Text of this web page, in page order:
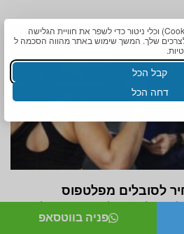
אנו עושים שימוש בעוגיות (Cookies) וכלי ניטור כדי לשפר את חוויית הגלישה
שלך. המשך שימוש באתר מהווה הסכמה ל
קבל הכל
דחה הכל
לסובלים מפלטפוס
מפלטפוס רגליים שטוחות הן לא רק
להשפיע קשות על איכות החיים של
פניה בווטסאפ